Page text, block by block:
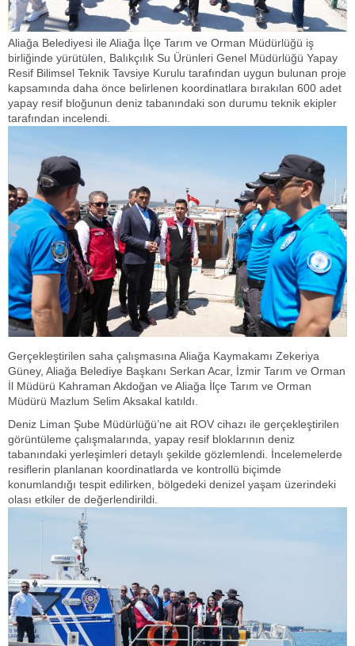
Aliağa Belediyesi ile Aliağa İlçe Tarım ve Orman Müdürlüğü iş
birliğinde yürütülen, Balıkçılık Su Ürünleri Genel Müdürlüğü Yapay
Resif Bilimsel Teknik Tavsiye Kurulu tarafından uygun bulunan proje
kapsamında daha önce belirlenen koordinatlara bırakılan 600 adet
yapay resif bloğunun deniz tabanındaki son durumu teknik ekipler
tarafından incelendi.
Gerçekleştirilen saha çalışmasına Aliağa Kaymakamı Zekeriya
Güney, Aliağa Belediye Başkanı Serkan Acar, İzmir Tarım ve Orman
İl Müdürü Kahraman Akdoğan ve Aliağa İlçe Tarım ve Orman
Müdürü Mazlum Selim Aksakal katıldı.
Deniz Liman Şube Müdürlüğü’ne ait ROV cihazı ile gerçekleştirilen
görüntüleme çalışmalarında, yapay resif bloklarının deniz
tabanındaki yerleşimleri detaylı şekilde gözlemlendi. İncelemelerde
resiflerin planlanan koordinatlarda ve kontrollü biçimde
konumlandığı tespit edilirken, bölgedeki denizel yaşam üzerindeki
olası etkiler de değerlendirildi.